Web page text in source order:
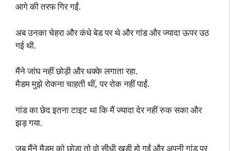
आगे की तरफ गिर गईं.
अब उनका चेहरा और कंधे बेड पर थे और गांड और ज्यादा ऊपर उठ
गई थी.
मैंने जांघ नहीं छोड़ी और धक्के लगाता रहा.
मैडम मुझे रोकना चाहती थीं, पर रोक नहीं पाईं.
गांड का छेद इतना टाइट था कि मैं ज्यादा देर नहीं रुक सका और
झड़ गया.
जब मैंने मैडम को छोड़ा तो वो सीधी खड़ी हो गईं और अपनी गांड पर